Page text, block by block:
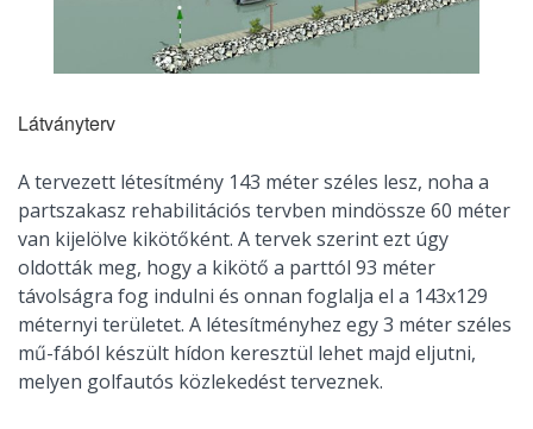
Látványterv
A tervezett létesítmény 143 méter széles lesz, noha a
partszakasz rehabilitációs tervben mindössze 60 méter
van kijelölve kikötőként. A tervek szerint ezt úgy
oldották meg, hogy a kikötő a parttól 93 méter
távolságra fog indulni és onnan foglalja el a 143x129
méternyi területet. A létesítményhez egy 3 méter széles
mű-fából készült hídon keresztül lehet majd eljutni,
melyen golfautós közlekedést terveznek.